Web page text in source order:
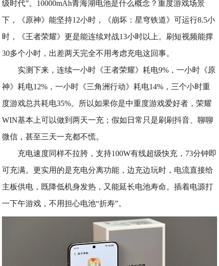
级时代”。10000mAh青海湖电池是什么概念？重度游戏场景
下，《原神》能坚持12小时，《崩坏：星穹铁道》可运行8.5小
时，《王者荣耀》更是能连续对战13小时以上。刷短视频能撑
30多个小时，出差两天完全不用考虑充电这回事。
实测下来，连续一小时《王者荣耀》耗电9%，一小时《原
神》耗电12%，一小时《三角洲行动》耗电14%，三个小时重
度游戏总共耗电35%。所以如果你是中重度游戏爱好者，荣耀
WIN基本上可以做到两天一充；假如日常只是刷刷抖音、聊聊
微信，甚至三天一充都不慌。
充电速度同样不拉胯，支持100W有线超级快充，73分钟即
可充满。更实用的是充电分离功能，边充边玩时，电流直接给
主板供电，既降低机身发热，又能延长电池寿命。插着电源打
一下午游戏，不用担心电池“折寿”。